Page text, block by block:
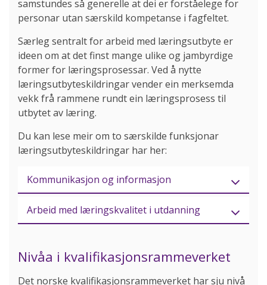
samstundes så generelle at dei er forståelege for
personar utan særskild kompetanse i fagfeltet.
Særleg sentralt for arbeid med læringsutbyte er
ideen om at det finst mange ulike og jambyrdige
former for læringsprosessar. Ved å nytte
læringsutbyteskildringar vender ein merksemda
vekk frå rammene rundt ein læringsprosess til
utbytet av læring.
Du kan lese meir om to særskilde funksjonar
læringsutbyteskildringar har her:
Kommunikasjon og informasjon
Arbeid med læringskvalitet i utdanning
Nivåa i kvalifikasjonsrammeverket
Det norske kvalifikasjonsrammeverket har sju nivå